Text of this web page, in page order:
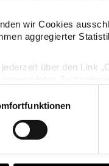
wir Cookies
aggregierter
über den Link
widerrufen